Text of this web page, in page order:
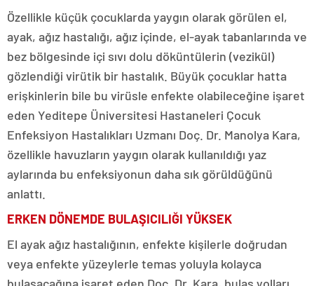
Özellikle küçük çocuklarda yaygın olarak görülen el,
ayak, ağız hastalığı, ağız içinde, el-ayak tabanlarında ve
bez bölgesinde içi sıvı dolu döküntülerin (vezikül)
gözlendiği virütik bir hastalık. Büyük çocuklar hatta
erişkinlerin bile bu virüsle enfekte olabileceğine işaret
eden Yeditepe Üniversitesi Hastaneleri Çocuk
Enfeksiyon Hastalıkları Uzmanı Doç. Dr. Manolya Kara,
özellikle havuzların yaygın olarak kullanıldığı yaz
aylarında bu enfeksiyonun daha sık görüldüğünü
anlattı.
ERKEN DÖNEMDE BULAŞICILIĞI YÜKSEK
El ayak ağız hastalığının, enfekte kişilerle doğrudan
veya enfekte yüzeylerle temas yoluyla kolayca
bulaşacağına işaret eden Doç. Dr. Kara, bulaş yolları